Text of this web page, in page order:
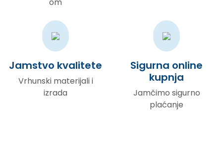
om
Jamstvo kvalitete
Vrhunski materijali i
izrada
Sigurna online
kupnja
Jamčimo sigurno
plaćanje